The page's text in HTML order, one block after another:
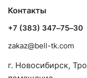
Контакты
+7 (383) 347‒75‒30
zakaz@bell-tk.com
г. Новосибирск,